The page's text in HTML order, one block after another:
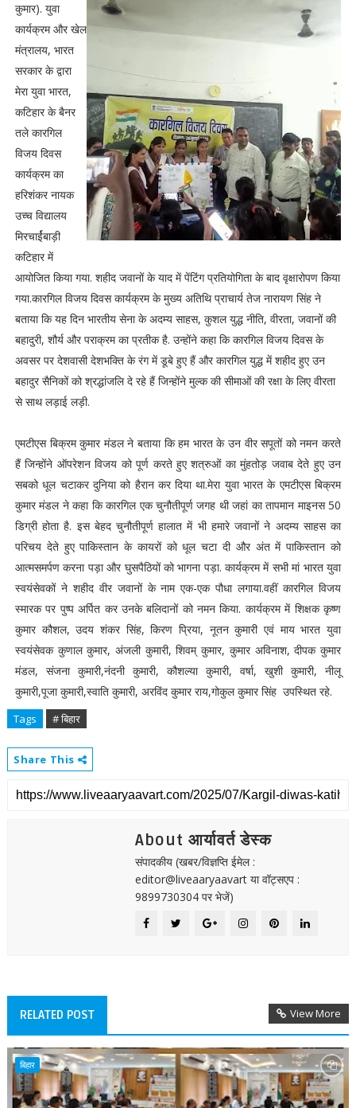
कुमार). युवा
कार्यक्रम और खेल
मंत्रालय, भारत
सरकार के द्वारा
मेरा युवा भारत,
कटिहार के बैनर
तले कारगिल
विजय दिवस
कार्यक्रम का
हरिशंकर नायक
उच्च विद्यालय
मिरचार्ईबाड़ी
कटिहार में
आयोजित किया गया. शहीद जवानों के याद में पेंटिंग प्रतियोगिता के बाद वृक्षारोपण किया
गया.कारगिल विजय दिवस कार्यक्रम के मुख्य अतिथि प्राचार्य तेज नारायण सिंह ने
बताया कि यह दिन भारतीय सेना के अदम्य साहस, कुशल युद्ध नीति, वीरता, जवानों की
बहादुरी, शौर्य और पराक्रम का प्रतीक है. उन्होंने कहा कि कारगिल विजय दिवस के
अवसर पर देशवासी देशभक्ति के रंग में डूबे हुए हैं और कारगिल युद्ध में शहीद हुए उन
बहादुर सैनिकों को श्रद्धांजलि दे रहे हैं जिन्होंने मुल्क की सीमाओं की रक्षा के लिए वीरता
से साथ लड़ाई लड़ी.
एमटीएस बिक्रम कुमार मंडल ने बताया कि हम भारत के उन वीर सपूतों को नमन करते
हैं जिन्होंने ऑपरेशन विजय को पूर्ण करते हुए शत्रुओं का मुंहतोड़ जवाब देते हुए उन
सबको धूल चटाकर दुनिया को हैरान कर दिया था.मेरा युवा भारत के एमटीएस बिक्रम
कुमार मंडल ने कहा कि कारगिल एक चुनौतीपूर्ण जगह थी जहां का तापमान माइनस 50
डिग्री होता है. इस बेहद चुनौतीपूर्ण हालात में भी हमारे जवानों ने अदम्य साहस का
परिचय देते हुए पाकिस्तान के कायरों को धूल चटा दी और अंत में पाकिस्तान को
आत्मसमर्पण करना पड़ा और घुसपैठियों को भागना पड़ा. कार्यक्रम में सभी मां भारत युवा
स्वयंसेवकों ने शहीद वीर जवानों के नाम एक-एक पौधा लगाया.वहीं कारगिल विजय
स्मारक पर पुष्प अर्पित कर उनके बलिदानों को नमन किया. कार्यक्रम में शिक्षक कृष्ण
कुमार कौशल, उदय शंकर सिंह, किरण प्रिया, नूतन कुमारी एवं माय भारत युवा
स्वयंसेवक कुणाल कुमार, अंजली कुमारी, शिवम् कुमार, कुमार अविनाश, दीपक कुमार
मंडल, संजना कुमारी,नंदनी कुमारी, कौशल्या कुमारी, वर्षा, खुशी कुमारी, नीलू
कुमारी,पूजा कुमारी,स्वाति कुमारी, अरविंद कुमार राय,गोकुल कुमार सिंह उपस्थित रहे.
Tags # बिहार
Share This
About आर्यावर्त डेस्क
संपादकीय (खबर/विज्ञप्ति ईमेल :
editor@liveaaryaavart या वॉट्सएप :
9899730304 पर भेजें)
RELATED POST View More
बिहार